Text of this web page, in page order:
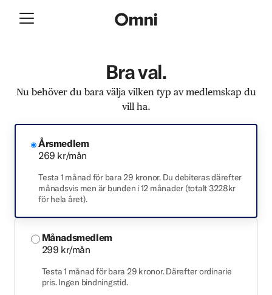
Bra val.
Nu behöver du bara välja vilken typ av medlemskap du
vill ha.
Årsmedlem
269 kr/mån
Testa 1 månad för bara 29 kronor. Du debiteras därefter
månadsvis men är bunden i 12 månader (totalt 3228kr
för hela året).
Månadsmedlem
299 kr/mån
Testa 1 månad för bara 29 kronor. Därefter ordinarie
pris. Ingen bindningstid.